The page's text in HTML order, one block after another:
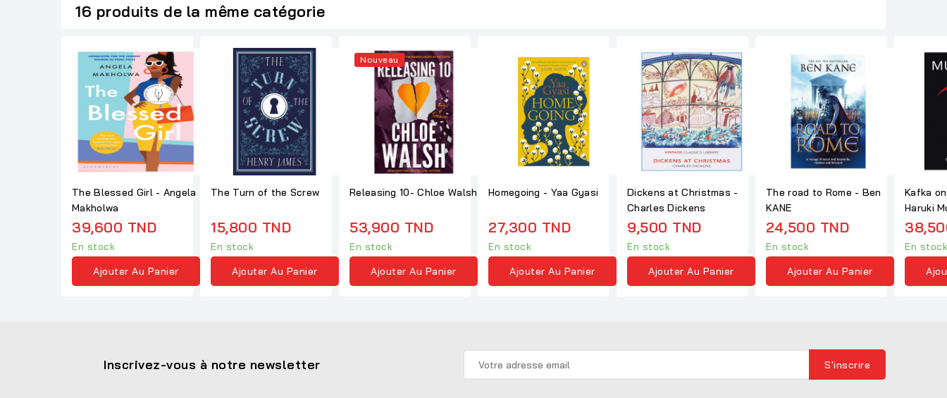
16 produits de la même catégorie
The Blessed Girl - Angela
Makholwa
39,600 TND
En stock
Ajouter Au Panier
The Turn of the Screw
15,800 TND
En stock
Ajouter Au Panier
Nouveau
Releasing 10- Chloe Walsh
53,900 TND
En stock
Ajouter Au Panier
Homegoing - Yaa Gyasi
27,300 TND
En stock
Ajouter Au Panier
Dickens at Christmas -
Charles Dickens
9,500 TND
En stock
Ajouter Au Panier
The road to Rome - Ben
KANE
24,500 TND
En stock
Ajouter Au Panier
Kafka
Haruki
En stock
Inscrivez-vous à notre newsletter